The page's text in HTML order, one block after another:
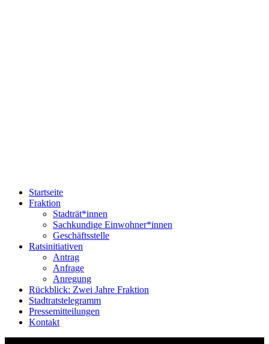
Startseite
Fraktion
Stadträt*innen
Sachkundige Einwohner*innen
Geschäftsstelle
Ratsinitiativen
Antrag
Anfrage
Anregung
Rückblick: Zwei Jahre Fraktion
Stadtratstelegramm
Pressemitteilungen
Kontakt